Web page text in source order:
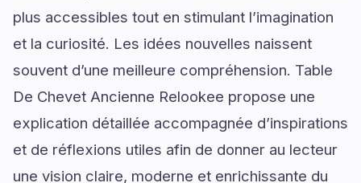
plus accessibles tout en stimulant l’imagination
et la curiosité. Les idées nouvelles naissent
souvent d’une meilleure compréhension. Table
De Chevet Ancienne Relookee propose une
explication détaillée accompagnée d’inspirations
et de réflexions utiles afin de donner au lecteur
une vision claire, moderne et enrichissante du